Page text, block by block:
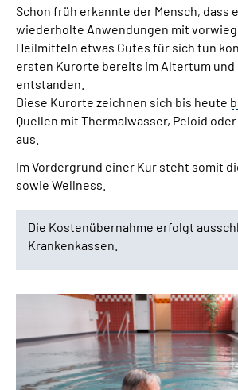
Leichte Sprache
Schon früh erkannte der Mensch, dass
wiederholte Anwendungen mit
Heilmitteln etwas Gutes für sich tun
ersten Kurorte bereits im Altertum
entstanden.
Diese Kurorte zeichnen sich bis heute
Quellen mit Thermalwasser, Peloid
aus.
Im Vordergrund einer Kur steht somit
sowie Wellness.
Die Kostenübernahme erfolgt
Krankenkassen.